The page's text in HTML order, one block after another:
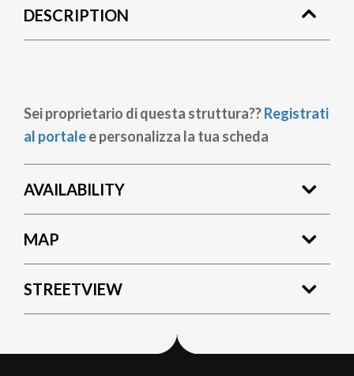
DESCRIPTION
Sei proprietario di questa struttura??Registrati
al portalee personalizza la tua scheda
AVAILABILITY
MAP
STREETVIEW